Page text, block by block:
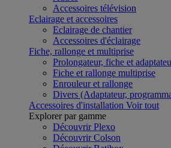
Accessoires télévision
Eclairage et accessoires
Eclairage de chantier
Accessoires d'éclairage
Fiche, rallonge et multiprise
Prolongateur, fiche et
Fiche et rallonge multiprise
Enrouleur et rallonge
Divers (Adaptateur,
Accessoires d'installation Voir tout
Explorer par gamme
Découvrir Plexo
Découvrir Colson